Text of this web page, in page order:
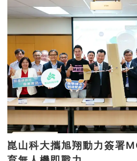
崑山科大攜旭翔動力簽署MOU 6大